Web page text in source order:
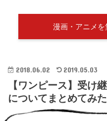
漫画・アニメ
2018.06.02 2019.05.03
【ワンピース】受け
についてまとめてみた